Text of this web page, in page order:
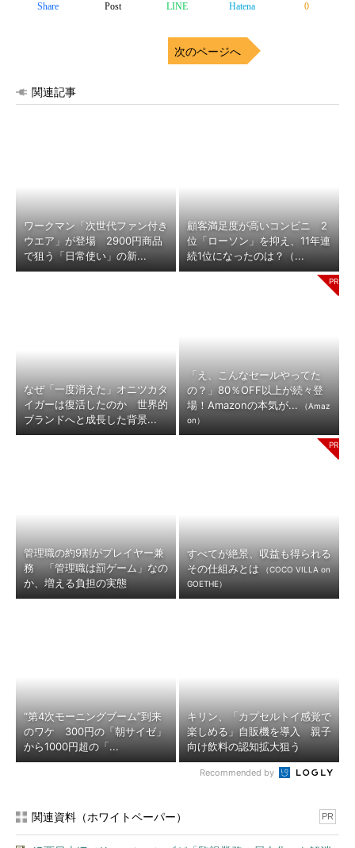
Share Post LINE Hatena 0
次のページへ
関連記事
ワークマン「次世代ファン付き
ウエア」が登場 2900円商品
で狙う「日常使い」の新...
顧客満足度が高いコンビニ 2
位「ローソン」を抑え、11年連
続1位になったのは？（...
なぜ「一度消えた」オニツカタ
イガーは復活したのか 世界的
ブランドへと成長した背景...
「え、こんなセールやってた
の？」80％OFF以上が続々登
場！Amazonの本気が...
（Amaz
on）
管理職の約9割がプレイヤー兼
務 「管理職は罰ゲーム」なの
か、増える負担の実態
すべてが絶景、収益も得られる
その仕組みとは
（COCO VILLA on
GOETHE）
“第4次モーニングブーム”到来
のワケ 300円の「朝サイゼ」
から1000円超の「...
キリン、「カプセルトイ感覚で
楽しめる」自販機を導入 親子
向け飲料の認知拡大狙う
Recommended by
関連資料（ホワイトペーパー） PR